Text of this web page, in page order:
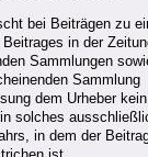
bei Beiträgen zu
in der
Sammlungen
Sammlung
dem Urheber kein
solches
in dem der